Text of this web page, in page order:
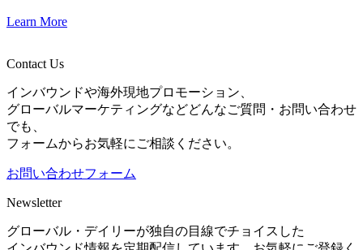
Learn More
Contact Us
インバウンドや海外現地プロモーション、
グローバルマーケティングなどどんなご質問・お問い合わせ
でも、
フォームからお気軽にご相談ください。
お問い合わせフォーム
Newsletter
グローバル・デイリーが独自の目線でチョイスした